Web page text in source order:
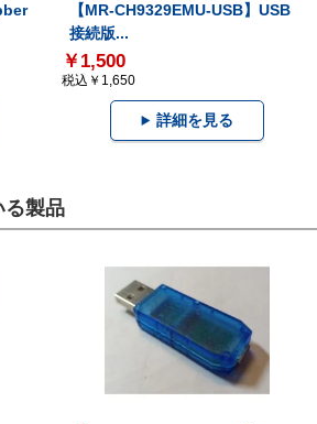
【MR-CH9329EMU-USB】USB
接続版...
￥1,500
税込￥1,650
詳細を見る
る製品